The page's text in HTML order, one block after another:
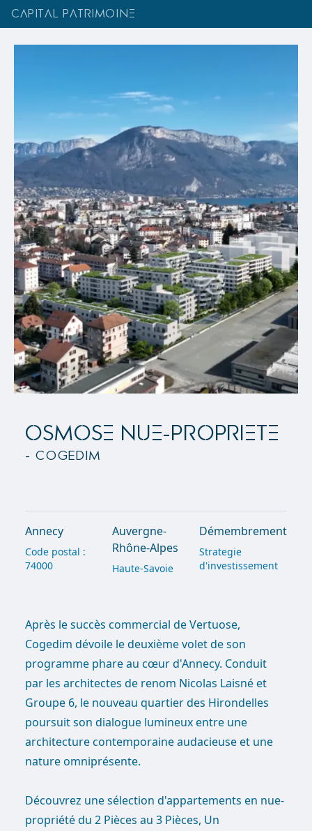
CAPITAL PATRIMOINE
OSMOSE NUE-PROPRIETE
- Cogedim
Annecy
Code postal :
74000
Auvergne-
Rhône-Alpes
Haute-Savoie
Démembrement
Strategie
d'investissement
Après le succès commercial de Vertuose,
Cogedim dévoile le deuxième volet de son
programme phare au cœur d'Annecy. Conduit
par les architectes de renom Nicolas Laisné et
Groupe 6, le nouveau quartier des Hirondelles
poursuit son dialogue lumineux entre une
architecture contemporaine audacieuse et une
nature omniprésente.
Découvrez une sélection d'appartements en nue-
propriété du 2 Pièces au 3 Pièces, Un